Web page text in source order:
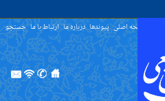
صفحه اصلی پیوندها درباره ما ارتباط با ما جستجو